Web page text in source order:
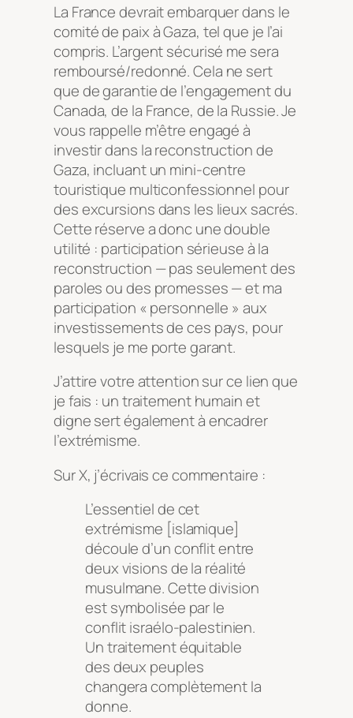
La France devrait embarquer dans le
comité de paix à Gaza, tel que je l’ai
compris. L’argent sécurisé me sera
remboursé/redonné. Cela ne sert
que de garantie de l’engagement du
Canada, de la France, de la Russie. Je
vous rappelle m’être engagé à
investir dans la reconstruction de
Gaza, incluant un mini-centre
touristique multiconfessionnel pour
des excursions dans les lieux sacrés.
Cette réserve a donc une double
utilité : participation sérieuse à la
reconstruction — pas seulement des
paroles ou des promesses — et ma
participation « personnelle » aux
investissements de ces pays, pour
lesquels je me porte garant.
J’attire votre attention sur ce lien que
je fais : un traitement humain et
digne sert également à encadrer
l’extrémisme.
Sur X, j’écrivais ce commentaire :
L’essentiel de cet
extrémisme [islamique]
découle d’un conflit entre
deux visions de la réalité
musulmane. Cette division
est symbolisée par le
conflit israélo-palestinien.
Un traitement équitable
des deux peuples
changera complètement la
donne.